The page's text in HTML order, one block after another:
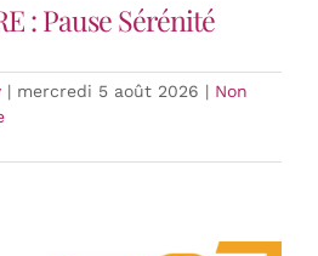
: Pause Sérénité
| mercredi 5 août 2026 | Non